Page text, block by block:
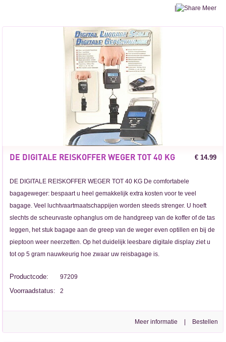
| Meer
DE DIGITALE REISKOFFER WEGER TOT 40 KG € 14.99
DE DIGITALE REISKOFFER WEGER TOT 40 KG De comfortabele
bagageweger: bespaart u heel gemakkelijk extra kosten voor te veel
bagage. Veel luchtvaartmaatschappijen worden steeds strenger. U hoeft
slechts de scheurvaste ophanglus om de handgreep van de koffer of de tas
leggen, het stuk bagage aan de greep van de weger even optillen en bij de
pieptoon weer neerzetten. Op het duidelijk leesbare digitale display ziet u
tot op 5 gram nauwkeurig hoe zwaar uw reisbagage is.
Productcode: 97209
Voorraadstatus: 2
Meer informatie |